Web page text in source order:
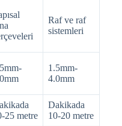
Raf ve raf
sistemleri
1.5mm-
4.0mm
25 metre
Dakikada
10-20 metre